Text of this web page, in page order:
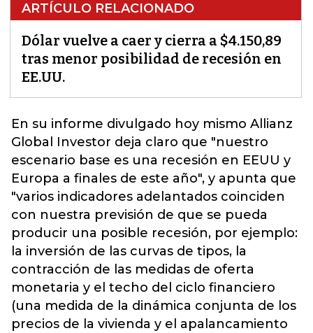
ARTÍCULO RELACIONADO
Dólar vuelve a caer y cierra a $4.150,89
tras menor posibilidad de recesión en
EE.UU.
En su informe divulgado hoy mismo Allianz
Global Investor deja claro que "nuestro
escenario base es una recesión en EEUU y
Europa a finales de este año", y apunta que
"varios indicadores adelantados coinciden
con nuestra previsión de que se pueda
producir una posible recesión, por ejemplo:
la inversión de las curvas de tipos, la
contracción de las medidas de oferta
monetaria y el techo del ciclo financiero
(una medida de la dinámica conjunta de los
precios de la vivienda y el apalancamiento